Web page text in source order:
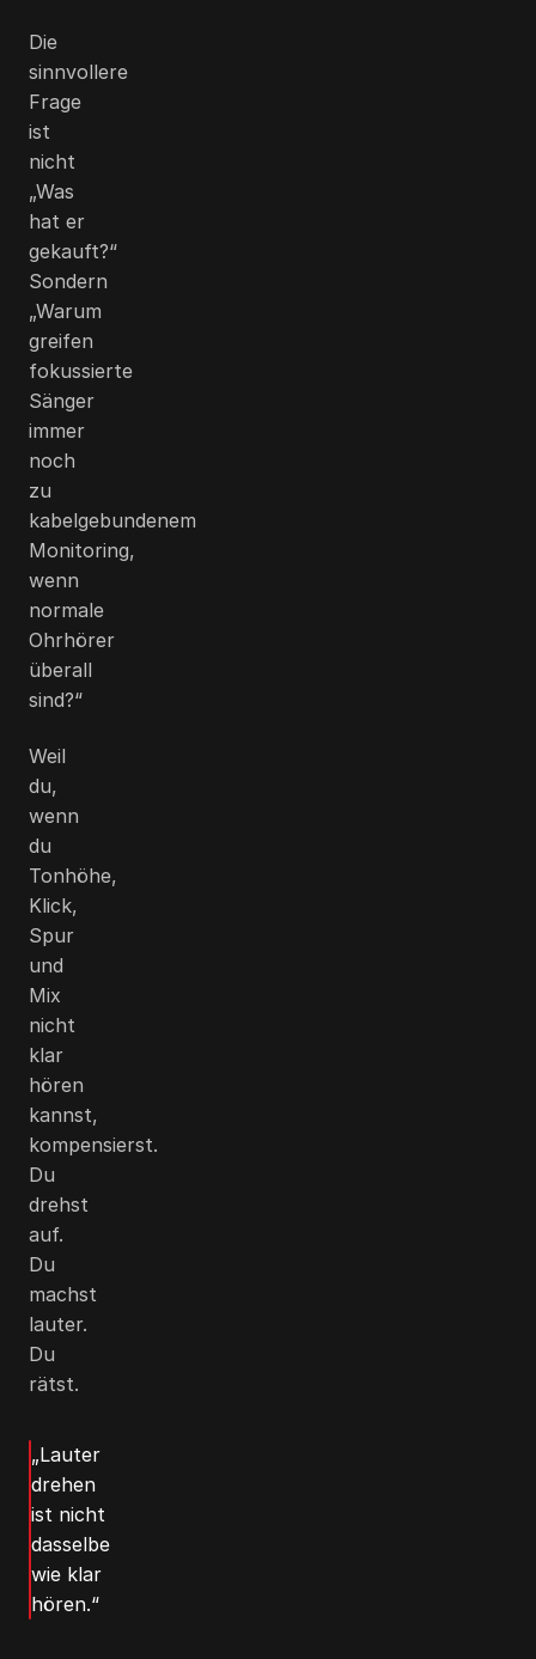
Die
sinnvollere
Frage
ist
nicht
„Was
hat er
gekauft?“
Sondern
„Warum
greifen
fokussierte
Sänger
immer
noch
zu
kabelgebundenem
Monitoring,
wenn
normale
Ohrhörer
überall
sind?“
Weil
du,
wenn
du
Tonhöhe,
Klick,
Spur
und
Mix
nicht
klar
hören
kannst,
kompensierst.
Du
drehst
auf.
Du
machst
lauter.
Du
rätst.
„Lauter
drehen
ist nicht
dasselbe
wie klar
hören.“